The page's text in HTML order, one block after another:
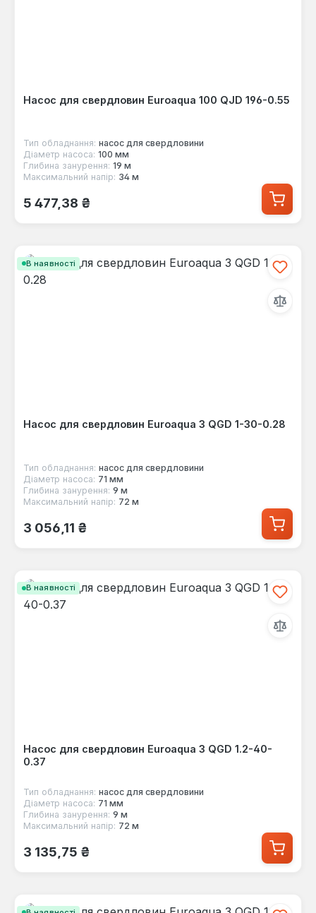
Насос для свердловин Euroaqua 100 QJD 196-0.55
Тип обладнання: насос для свердловини
Діаметр насоса: 100 мм
Глибина занурення: 19 м
Максимальний напір: 34 м
Звичайна ціна:
5 477,38 ₴
В наявності
Насос для свердловин Euroaqua 3 QGD 1-30-0.28
Тип обладнання: насос для свердловини
Діаметр насоса: 71 мм
Глибина занурення: 9 м
Максимальний напір: 72 м
Звичайна ціна:
3 056,11 ₴
В наявності
Насос для свердловин Euroaqua 3 QGD 1.2-40-
0.37
Тип обладнання: насос для свердловини
Діаметр насоса: 71 мм
Глибина занурення: 9 м
Максимальний напір: 72 м
Звичайна ціна:
3 135,75 ₴